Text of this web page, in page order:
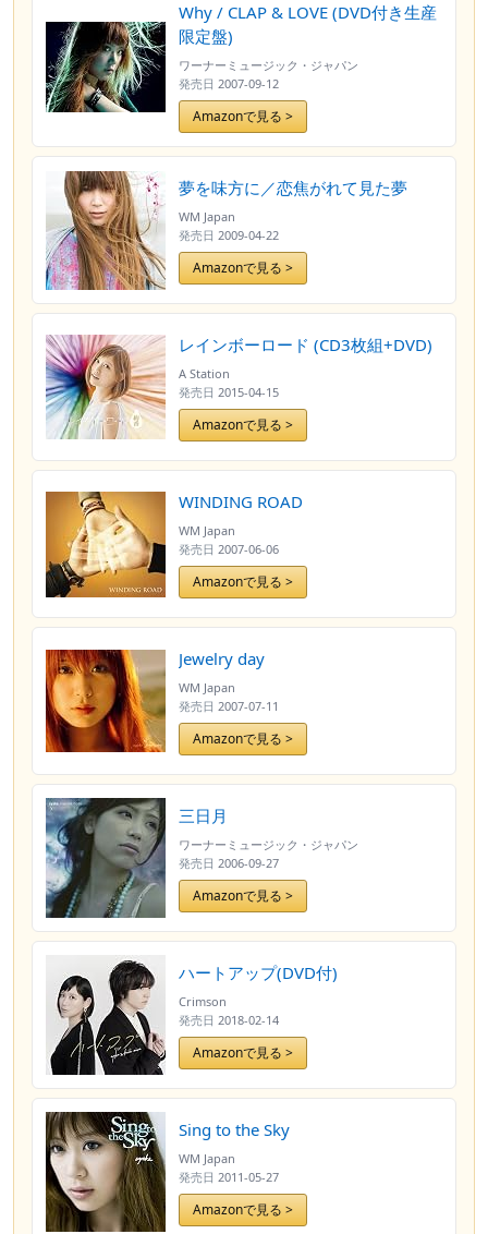
Why / CLAP & LOVE (DVD付き生産
限定盤)
ワーナーミュージック・ジャパン
発売日 2007-09-12
Amazonで見る >
夢を味方に／恋焦がれて見た夢
WM Japan
発売日 2009-04-22
Amazonで見る >
レインボーロード (CD3枚組+DVD)
A Station
発売日 2015-04-15
Amazonで見る >
WINDING ROAD
WM Japan
発売日 2007-06-06
Amazonで見る >
Jewelry day
WM Japan
発売日 2007-07-11
Amazonで見る >
三日月
ワーナーミュージック・ジャパン
発売日 2006-09-27
Amazonで見る >
ハートアップ(DVD付)
Crimson
発売日 2018-02-14
Amazonで見る >
Sing to the Sky
WM Japan
発売日 2011-05-27
Amazonで見る >